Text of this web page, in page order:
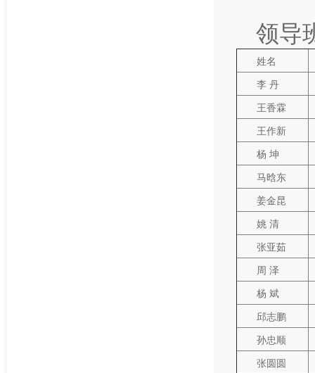
领导
姓名
李 丹
王香霖
王作新
杨 坤
马晗东
姜金昆
姚 清
张亚茹
周 泽
杨 斌
邱志鹏
孙忠顺
张圆圆